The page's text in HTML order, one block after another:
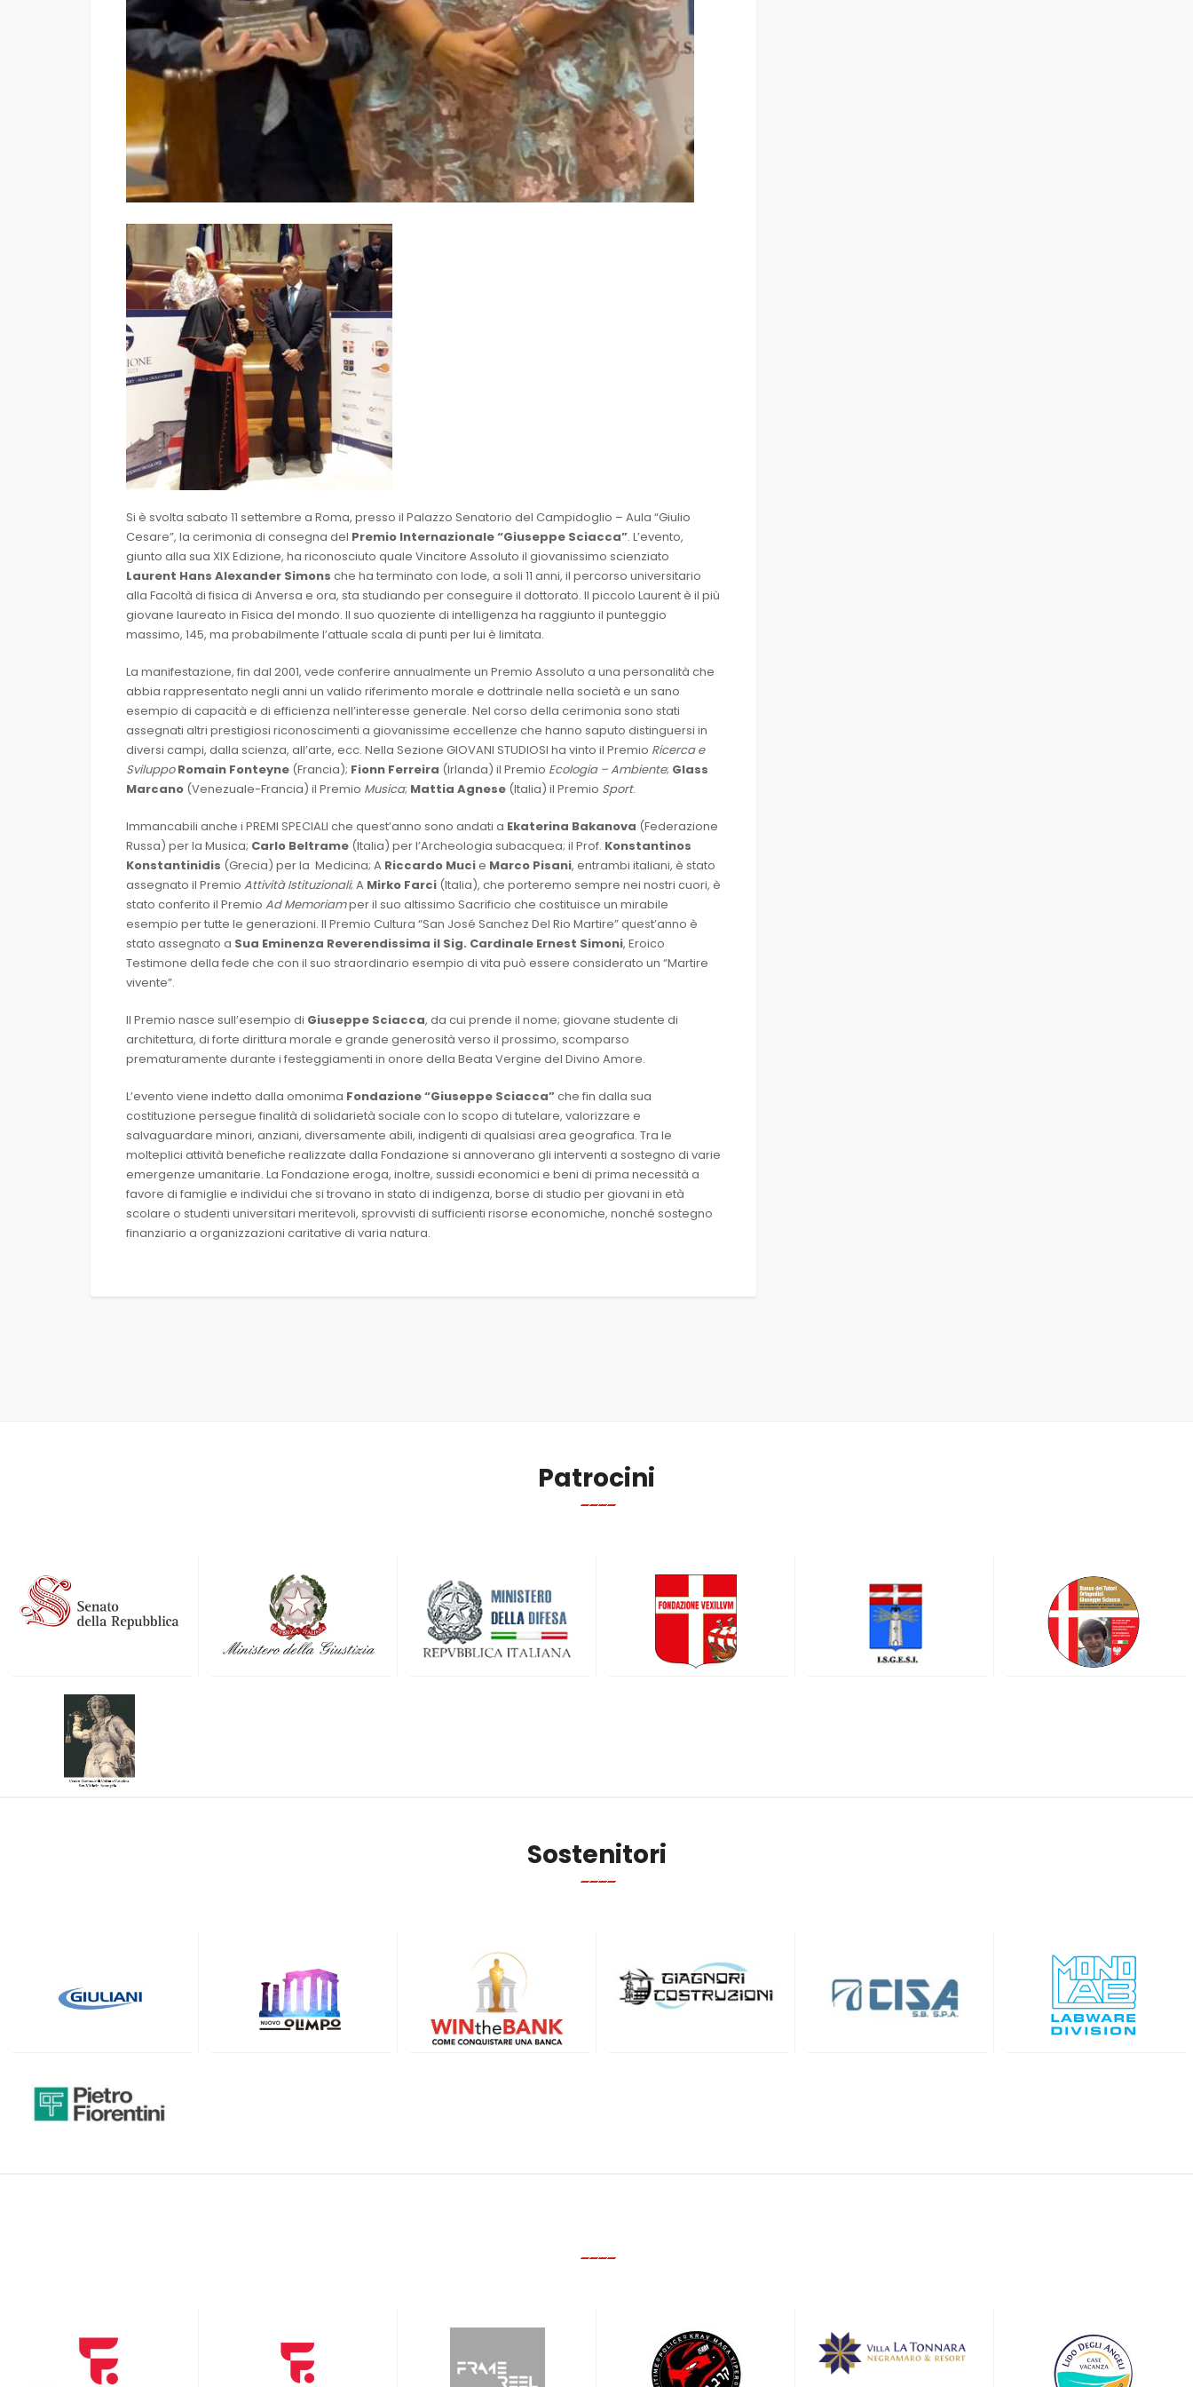
Si è svolta sabato 11 settembre a Roma, presso il Palazzo Senatorio del Campidoglio – Aula “Giulio
Cesare”, la cerimonia di consegna del Premio Internazionale “Giuseppe Sciacca”. L’evento,
giunto alla sua XIX Edizione, ha riconosciuto quale Vincitore Assoluto il giovanissimo scienziato
Laurent Hans Alexander Simons che ha terminato con lode, a soli 11 anni, il percorso universitario
alla Facoltà di fisica di Anversa e ora, sta studiando per conseguire il dottorato. Il piccolo Laurent è il più
giovane laureato in Fisica del mondo. Il suo quoziente di intelligenza ha raggiunto il punteggio
massimo, 145, ma probabilmente l’attuale scala di punti per lui è limitata.
La manifestazione, fin dal 2001, vede conferire annualmente un Premio Assoluto a una personalità che
abbia rappresentato negli anni un valido riferimento morale e dottrinale nella società e un sano
esempio di capacità e di efficienza nell’interesse generale. Nel corso della cerimonia sono stati
assegnati altri prestigiosi riconoscimenti a giovanissime eccellenze che hanno saputo distinguersi in
diversi campi, dalla scienza, all’arte, ecc. Nella Sezione GIOVANI STUDIOSI ha vinto il Premio Ricerca e
Sviluppo Romain Fonteyne (Francia); Fionn Ferreira (Irlanda) il Premio Ecologia – Ambiente; Glass
Marcano (Venezuale-Francia) il Premio Musica; Mattia Agnese (Italia) il Premio Sport.
Immancabili anche i PREMI SPECIALI che quest’anno sono andati a Ekaterina Bakanova (Federazione
Russa) per la Musica; Carlo Beltrame (Italia) per l’Archeologia subacquea; il Prof. Konstantinos
Konstantinidis (Grecia) per la Medicina; A Riccardo Mucie Marco Pisani, entrambi italiani, è stato
assegnato il Premio Attività Istituzionali; A Mirko Farci (Italia), che porteremo sempre nei nostri cuori, è
stato conferito il Premio Ad Memoriamper il suo altissimo Sacrificio che costituisce un mirabile
esempio per tutte le generazioni. Il Premio Cultura “San José Sanchez Del Rio Martire” quest’anno è
stato assegnato a Sua Eminenza Reverendissima il Sig. Cardinale Ernest Simoni, Eroico
Testimone della fede che con il suo straordinario esempio di vita può essere considerato un “Martire
vivente”.
Il Premio nasce sull’esempio di Giuseppe Sciacca, da cui prende il nome; giovane studente di
architettura, di forte dirittura morale e grande generosità verso il prossimo, scomparso
prematuramente durante i festeggiamenti in onore della Beata Vergine del Divino Amore.
L’evento viene indetto dalla omonima Fondazione “Giuseppe Sciacca”che fin dalla sua
costituzione persegue finalità di solidarietà sociale con lo scopo di tutelare, valorizzare e
salvaguardare minori, anziani, diversamente abili, indigenti di qualsiasi area geografica. Tra le
molteplici attività benefiche realizzate dalla Fondazione si annoverano gli interventi a sostegno di varie
emergenze umanitarie. La Fondazione eroga, inoltre, sussidi economici e beni di prima necessità a
favore di famiglie e individui che si trovano in stato di indigenza, borse di studio per giovani in età
scolare o studenti universitari meritevoli, sprovvisti di sufficienti risorse economiche, nonché sostegno
finanziario a organizzazioni caritative di varia natura.
Patrocini
Sostenitori